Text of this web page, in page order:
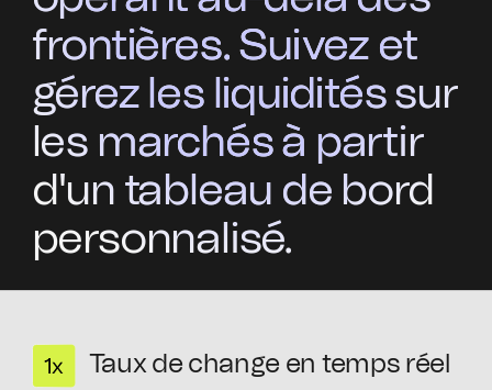
frontières. Suivez et
gérez les liquidités sur
les marchés à partir
d'un tableau de bord
personnalisé.
Taux de change en temps réel